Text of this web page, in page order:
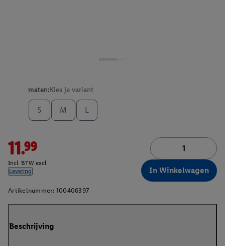
maten:Kies je variant
S M L
11.99
Incl. BTW excl.
Levering
In Winkelwagen
Artikelnummer: 100406397
Beschrijving